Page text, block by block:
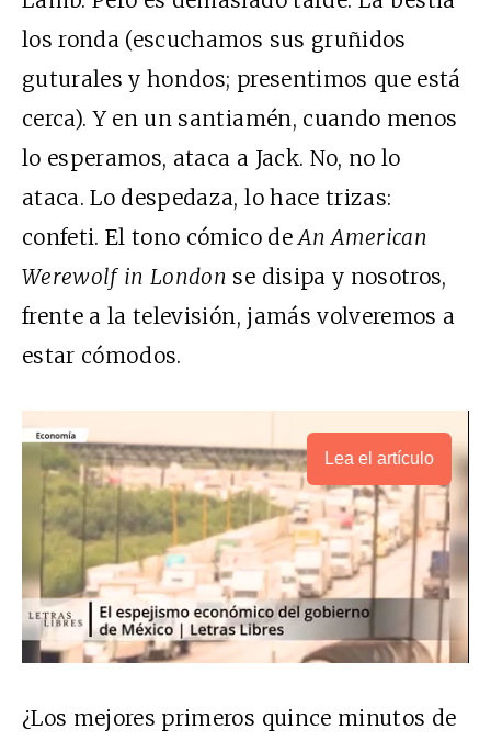
los ronda (escuchamos sus gruñidos
guturales y hondos; presentimos que está
cerca). Y en un santiamén, cuando menos
lo esperamos, ataca a Jack. No, no lo
ataca. Lo despedaza, lo hace trizas:
confeti. El tono cómico deAn American
Werewolf in London se disipa y nosotros,
frente a la televisión, jamás volveremos a
estar cómodos.
Lea el artículo
¿Los mejores primeros quince minutos de